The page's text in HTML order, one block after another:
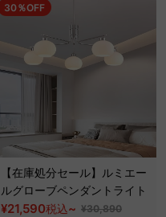
30％OFF
【在庫処分セール】ルミエー
ルグローブペンダントライト
¥21,590税込~ ¥30,890